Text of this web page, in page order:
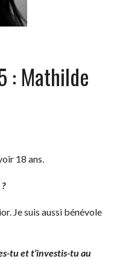
: Mathilde
18 ans.
Je suis aussi bénévole
tu et t’investis-tu au